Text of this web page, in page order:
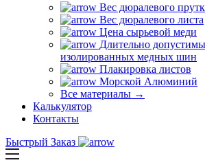
Вес дюралевого
Вес дюралевого листа
Цена сырьевой меди
Длительно
изолированных медных шин
Плакировка листов
Морской Алюминий
Все материалы →
Калькулятор
Контакты
Быстрый Заказ